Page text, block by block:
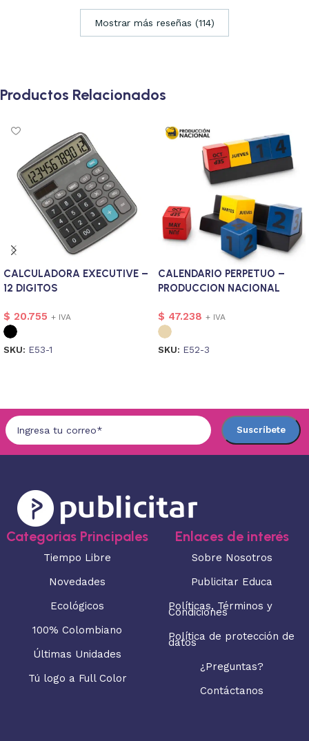
Mostrar más reseñas (114)
Productos Relacionados
CALCULADORA EXECUTIVE –
12 DIGITOS
$ 20.755 + IVA
SKU: E53-1
CALENDARIO PERPETUO –
PRODUCCION NACIONAL
$ 47.238 + IVA
SKU: E52-3
Categorias Principales
Tiempo Libre
Novedades
Ecológicos
100% Colombiano
Últimas Unidades
Tú logo a Full Color
Enlaces de interés
Sobre Nosotros
Publicitar Educa
Políticas, Términos y
Condiciones
Política de protección de
datos
¿Preguntas?
Contáctanos